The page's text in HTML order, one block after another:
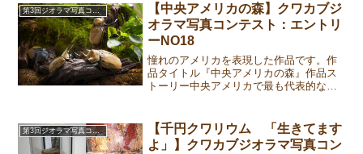
第3回ジオラマ写真コンテスト
【中央アメリカの森】クワカブジ
オラマ写真コンテスト：エントリ
ーNO18
憧れのアメリカを表現した作品です。作
品タイトル『中央アメリカの森』作品ス
トーリー中央アメリカで最も代表的なカ
に対して、毎日にも憧れているの光景と
思います。応募作品①②③...
第3回ジオラマ写真コンテスト
【千円クワリウム 「生きてます
よ」】クワカブジオラマ写真コン